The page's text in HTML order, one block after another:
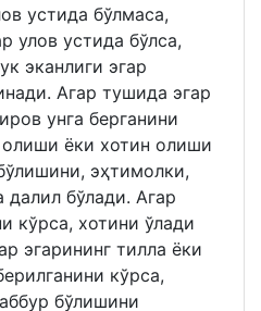
устида бўлмаса,
улов устида бўлса,
эканлиги эгар
Агар тушида эгар
унга берганини
олиши ёки хотин олиши
эҳтимолки,
далил бўлади. Агар
кўрса, хотини ўлади
эгарининг тилла ёки
кўрса,
бўлишини